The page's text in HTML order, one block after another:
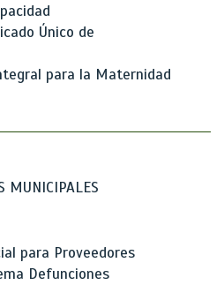
Único de
para la Maternidad
MUNICIPALES
para Proveedores
Defunciones